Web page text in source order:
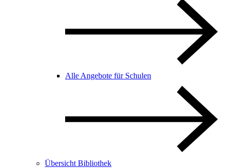
Alle Angebote für Schulen
Übersicht Bibliothek